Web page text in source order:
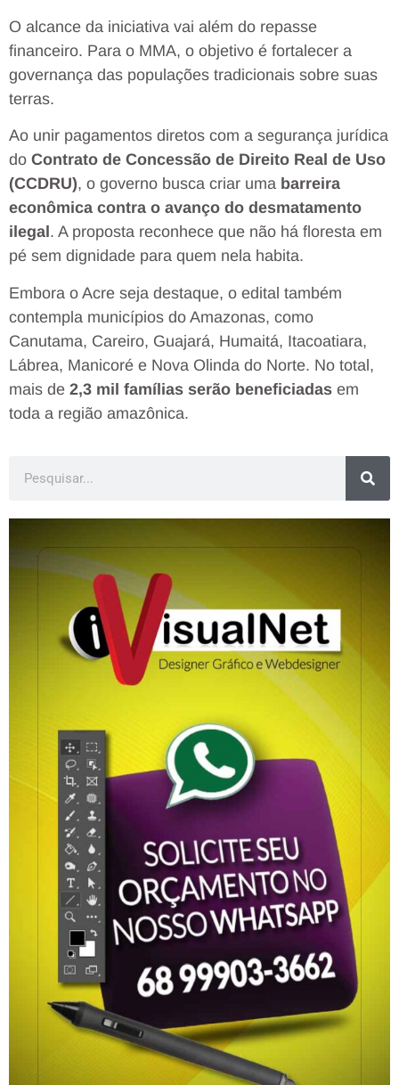
O alcance da iniciativa vai além do repasse
financeiro. Para o MMA, o objetivo é fortalecer a
governança das populações tradicionais sobre suas
terras.
Ao unir pagamentos diretos com a segurança jurídica
do Contrato de Concessão de Direito Real de Uso
(CCDRU), o governo busca criar uma barreira
econômica contra o avanço do desmatamento
ilegal . A proposta reconhece que não há floresta em
pé sem dignidade para quem nela habita.
Embora o Acre seja destaque, o edital também
contempla municípios do Amazonas, como
Canutama, Careiro, Guajará, Humaitá, Itacoatiara,
Lábrea, Manicoré e Nova Olinda do Norte. No total,
mais de 2,3 mil famílias serão beneficiadas em
toda a região amazônica.